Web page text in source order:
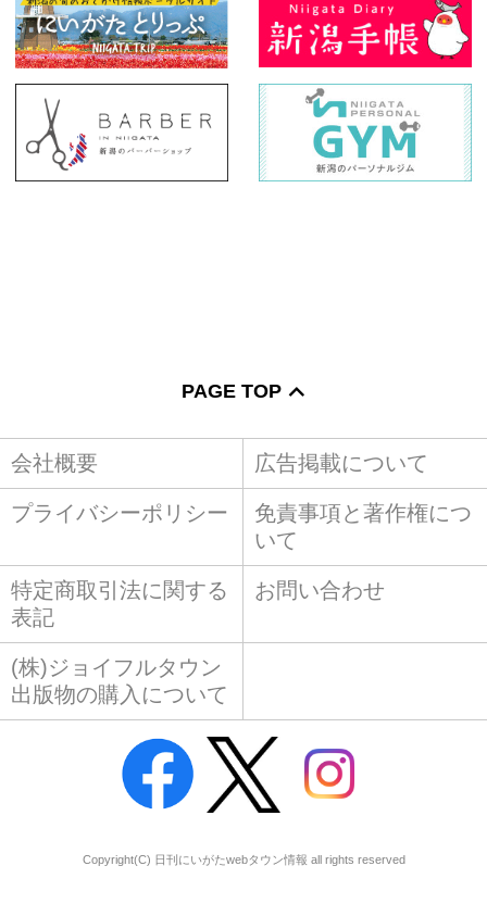
PAGE TOP
会社概要 広告掲載について
プライバシーポリシー
免責事項と著作権につ
いて
特定商取引法に関する
表記
お問い合わせ
(株)ジョイフルタウン
出版物の購入について
Copyright(C) 日刊にいがたwebタウン情報 all rights reserved